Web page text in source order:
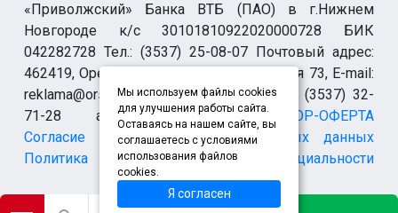
«Приволжский» Банка ВТБ (ПАО) в г.Нижнем
Новгороде к/с 30101810922020000728 БИК
042282728 Тел.: (3537) 25-08-07 Почтовый адрес:
462419, Оренбургская обл., г. Орск-19 а/я 73, E-mail:
reklama@orsk.ru ТЕЛЕФОН МОДЕРАЦИИ (3537) 32-
71-28 allsupport@orsk.ruДОГОВОР-ОФЕРТА
Согласие на обработку персональных данных
Политика конфиденциальности
*Instagram (запрещен на территории Российской Федерации)
Мы используем файлы cookies
для улучшения работы сайта.
Оставаясь на нашем сайте, вы
соглашаетесь с условиями
использования файлов
cookies.
Я согласен